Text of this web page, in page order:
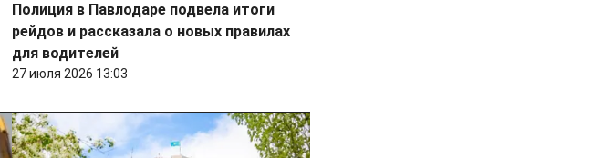
Полиция в Павлодаре подвела итоги
рейдов и рассказала о новых правилах
для водителей
27 июля 2026 13:03